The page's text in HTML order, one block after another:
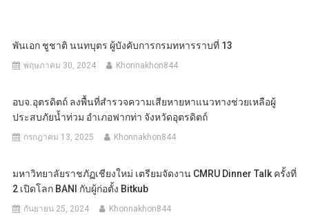
พันเอก ชูชาติ นนทบุตร ผู้บังคับการกรมทหารราบที่ 13
พฤษภาคม 30, 2024 Khonnakhon844
อบจ.อุตรดิตถ์ ลงพื้นที่สำรวจความเสียหายหาแนวทางช่วยเหลือผู้
ประสบภัยน้ำท่วม อำเภอฟากท่า จังหวัดอุตรดิตถ์
กรกฎาคม 13, 2025 Khonnakhon844
มหาวิทยาลัยราชภัฏเชียงใหม่ เตรียมจัดงาน CMRU Dinner Talk ครั้งที่
2 เปิดโลก BANI กับผู้ก่อตั้ง Bitkub
กันยายน 25, 2024 Khonnakhon844